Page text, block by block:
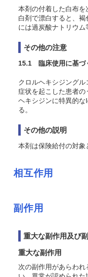
本剤の付着した白布
白剤で漂白すると、
には過炭酸ナトリウム
その他の注意
15.1 臨床使用に基づ
クロルヘキシジング
症状を起こした患者
ヘキシジンに特異的
る 。
その他の説明
本剤は保険給付の対象
相互作用
副作用
重大な副作用及び
重大な副作用
次の副作用があらわ